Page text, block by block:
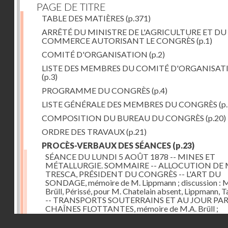
PAGE DE TITRE
TABLE DES MATIÈRES (p.371)
ARRÊTÉ DU MINISTRE DE L'AGRICULTURE ET DU
COMMERCE AUTORISANT LE CONGRÈS (p.1)
COMITÉ D'ORGANISATION (p.2)
LISTE DES MEMBRES DU COMITÉ
(p.3)
PROGRAMME DU CONGRÈS (p.4)
LISTE GÉNÉRALE DES MEMBRES DU CONGRÈS
COMPOSITION DU BUREAU DU CONGRÈS (p.20)
ORDRE DES TRAVAUX(p.21)
PROCÈS-VERBAUX DES SÉANCES (p.23)
SÉANCE DU LUNDI 5 AOÛT 1878 -- MINES ET
MÉTALLURGIE. SOMMAIRE -- ALLOCUTION DE
TRESCA, PRÉSIDENT DU CONGRÈS -- L'ART DU
SONDAGE, mémoire de M. Lippmann ; discussion :
Brüll, Périssé, pour M. Chatelain absent, Lippmann,
-- TRANSPORTS SOUTERRAINS ET AU JOUR PAR
CHAÎNES FLOTTANTES, mémoire de M.A. Brüll ;
observations de M. Mékarsky(p.23)